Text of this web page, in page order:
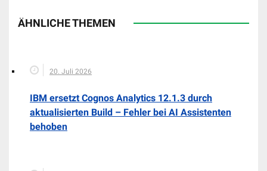
ÄHNLICHE THEMEN
20. Juli 2026
IBM ersetzt Cognos Analytics 12.1.3 durch
aktualisierten Build – Fehler bei AI Assistenten
behoben